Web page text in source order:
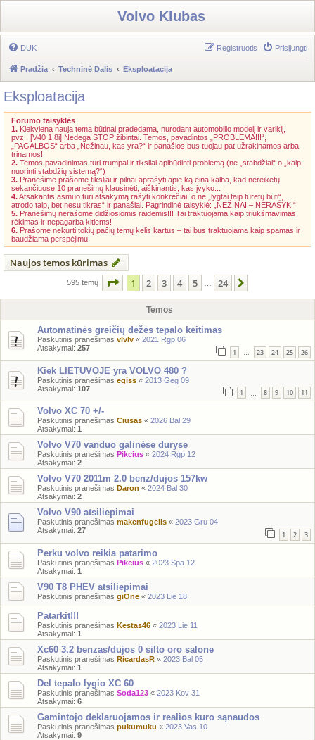
Volvo Klubas
DUK Prisijungti
Registruotis
Pradžia Techninė Dalis Eksploatacija
Eksploatacija
Forumo taisyklės
1. Kiekviena nauja tema būtinai pradedama, nurodant automobilio modelį ir variklį,
pvz.: [V40 1,8i] Nedega STOP žibintai. Temos, pavadintos „PROBLEMA!!!“,
„PAGALBOS“ arba „Nežinau, kas yra?“ ir panašios bus tuojau pat užrakinamos arba
trinamos!
2. Temos pavadinimas turi trumpai ir tiksliai apibūdinti problemą (ne „stabdžiai“ o „kaip
nuorinti stabdžių sistemą?“)
3. Pranešime prašome tiksliai ir pilnai aprašyti apie ką eina kalba, kad nereikėtų
sekančiuose 10 pranešimų klausinėti, aiškinantis, kas įvyko...
4.Atsakantis asmuo turi atsakymą rašyti konkrečiai, o ne „lygtai taip turėtų būti“,
atrodo taip, bet nesu tikras“ ir panašiai. Pagrindinė taisyklė: „NEŽINAI – NERAŠYK!“
5. Pranešimų nerašome didžiosiomis raidėmis!!! Tai traktuojama kaip triukšmavimas,
rėkimas ir nepagarba kitiems!
6. Prašome nekurti tokių pačių temų kelis kartus – tai bus traktuojama kaip spamas ir
baudžiama perspėjimu.
Naujos temos kūrimas
595 temų Puslapis 1iš 24
1 2 3 4 5 24
Temos
Automatinės greičių dėžės tepalo keitimas
Paskutinis pranešimas vlvlv « 2021 Rgp 06
Atsakymai: 257 1 … 23 24 25 26
Kiek LIETUVOJE yra VOLVO 480 ?
Paskutinis pranešimas egiss « 2013 Geg 09
Atsakymai: 107 1 8 9 10 11
Volvo XC 70 +/-
Paskutinis pranešimas Ciusas « 2026 Bal 29
Atsakymai: 1
Volvo V70 vanduo galinėse duryse
Paskutinis pranešimas Pikcius « 2024 Rgp 12
Atsakymai: 2
Volvo V70 2011m 2.0 benz/dujos 157kw
Paskutinis pranešimas Daron « 2024 Bal 30
Atsakymai: 2
Volvo V90 atsiliepimai
Paskutinis pranešimas makenfugelis « 2023 Gru 04
Atsakymai: 27 1 2 3
Perku volvo reikia patarimo
Paskutinis pranešimas Pikcius « 2023 Spa 12
Atsakymai: 1
V90 T8 PHEV atsiliepimai
Paskutinis pranešimas giOne « 2023 Lie 18
Patarkit!!!
Paskutinis pranešimas Kestas46 « 2023 Lie 11
Atsakymai: 1
Xc60 3.2 benzas/dujos 0 silto oro salone
Paskutinis pranešimas RicardasR « 2023 Bal 05
Atsakymai: 1
Del tepalo lygio XC 60
Paskutinis pranešimas Soda123 « 2023 Kov 31
Atsakymai: 6
Gamintojo deklaruojamos ir realios kuro sąnaudos
Paskutinis pranešimas pukumuku « 2023 Vas 10
Atsakymai: 9